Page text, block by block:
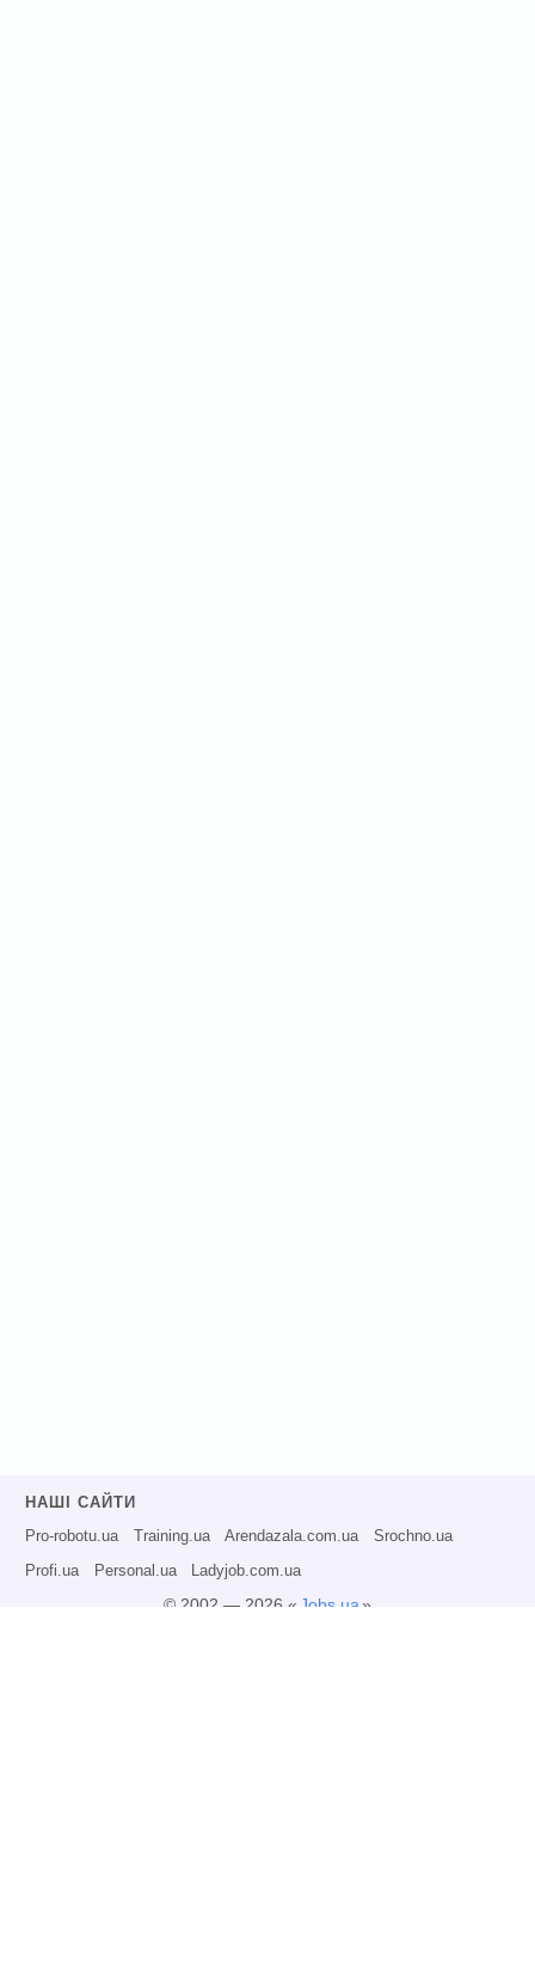
НАШІ САЙТИ
Pro-robotu.ua Training.ua Arendazala.com.ua Srochno.ua
Profi.ua Personal.ua Ladyjob.com.ua
© 2002 — 2026 « Jobs.ua»